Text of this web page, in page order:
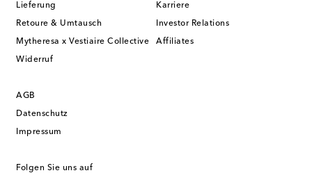
Lieferung
Retoure & Umtausch
Mytheresa x Vestiaire Collective
Widerruf
Karriere
Investor Relations
Affiliates
AGB
Datenschutz
Impressum
Folgen Sie uns auf